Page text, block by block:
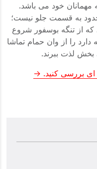
مهمانان خود می باشد.
به قسمت جلو نیست؛
که از تنگه بوسفور شروع
را از وان حمام تماشا
بخش لذت ببرند.